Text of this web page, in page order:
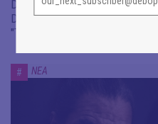
Don't Let Me Be
Dafoe, Czech Studio
"The Birthday Party"
# ΝΕΑ